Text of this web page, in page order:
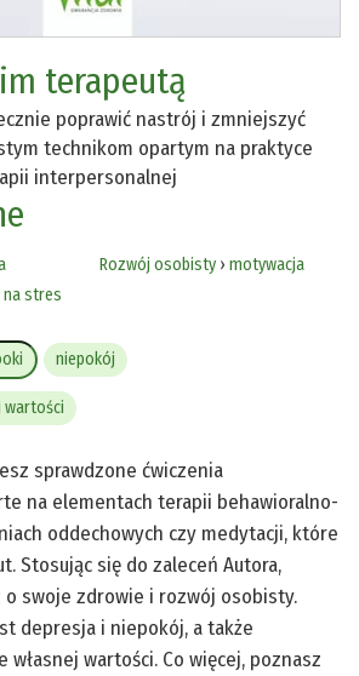
terapeutą
poprawić nastrój i zmniejszyć
technikom opartym na praktyce
interpersonalnej
stres
Rozwój osobisty › motywacja
niepokój
wartości
sprawdzone ćwiczenia
na elementach terapii behawioralno-
oddechowych czy medytacji, które
Stosując się do zaleceń Autora,
o swoje zdrowie i rozwój osobisty.
depresja i niepokój, a także
własnej wartości. Co więcej, poznasz